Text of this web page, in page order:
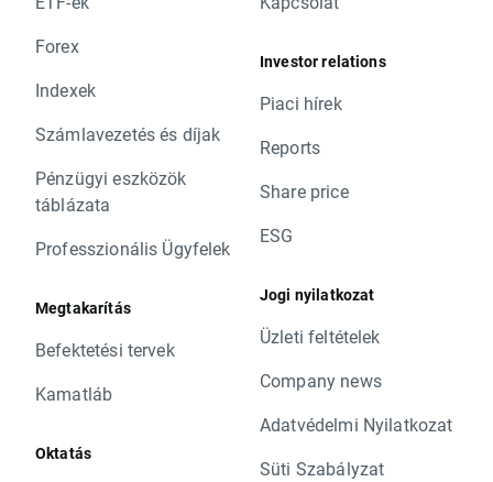
Forex
Indexek
Számlavezetés és díjak
Pénzügyi eszközök
táblázata
Professzionális Ügyfelek
Megtakarítás
Befektetési tervek
Kamatláb
Oktatás
Investor relations
Piaci hírek
Reports
Share price
ESG
Jogi nyilatkozat
Üzleti feltételek
Company news
Adatvédelmi Nyilatkozat
Süti Szabályzat